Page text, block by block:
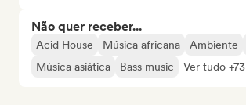
Não quer receber...
Acid House Música africana Ambiente
Música asiática
Bass music Ver tudo +73